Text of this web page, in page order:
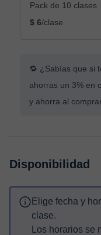
Pack de 10 clases
$ 6/clase
🔁 ¿Sabías que si
ahorras un 3% en
y ahorra al
Disponibilidad
Elige fecha y
clase.
Los horarios